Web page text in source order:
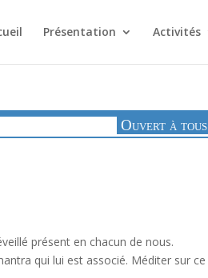
Présentation Activités
Ouvert à tous
présent en chacun de nous.
qui lui est associé. Méditer sur ce